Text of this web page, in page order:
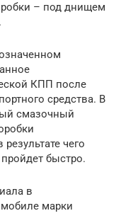
– под днищем
КПП после
средства. В
смазочный
чего
быстро.
в
марки